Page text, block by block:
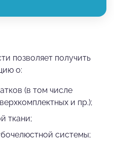
позволяет получить
о:
(в том числе
и пр.);
ткани;
системы;